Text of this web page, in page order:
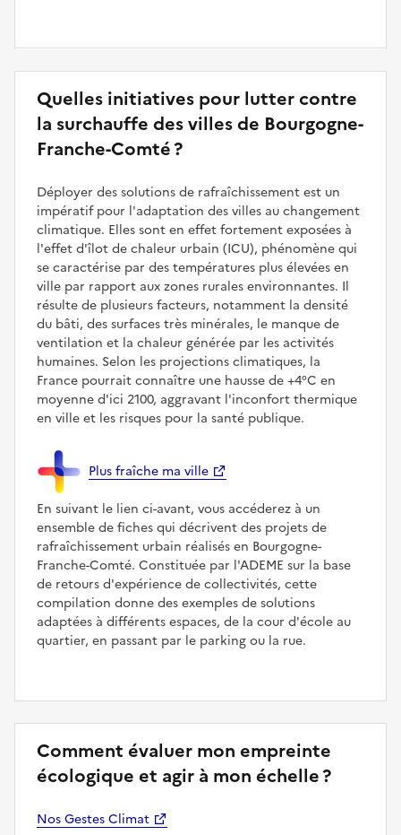
Quelles initiatives pour lutter contre
la surchauffe des villes de Bourgogne-
Franche-Comté ?
Déployer des solutions de rafraîchissement est un
impératif pour l'adaptation des villes au changement
climatique. Elles sont en effet fortement exposées à
l'effet d'îlot de chaleur urbain (ICU), phénomène qui
se caractérise par des températures plus élevées en
ville par rapport aux zones rurales environnantes. Il
résulte de plusieurs facteurs, notamment la densité
du bâti, des surfaces très minérales, le manque de
ventilation et la chaleur générée par les activités
humaines. Selon les projections climatiques, la
France pourrait connaître une hausse de +4°C en
moyenne d'ici 2100, aggravant l'inconfort thermique
en ville et les risques pour la santé publique.
Plus fraîche ma ville
En suivant le lien ci-avant, vous accéderez à un
ensemble de fiches qui décrivent des projets de
rafraîchissement urbain réalisés en Bourgogne-
Franche-Comté. Constituée par l'ADEME sur la base
de retours d'expérience de collectivités, cette
compilation donne des exemples de solutions
adaptées à différents espaces, de la cour d'école au
quartier, en passant par le parking ou la rue.
Comment évaluer mon empreinte
écologique et agir à mon échelle ?
Nos Gestes Climat